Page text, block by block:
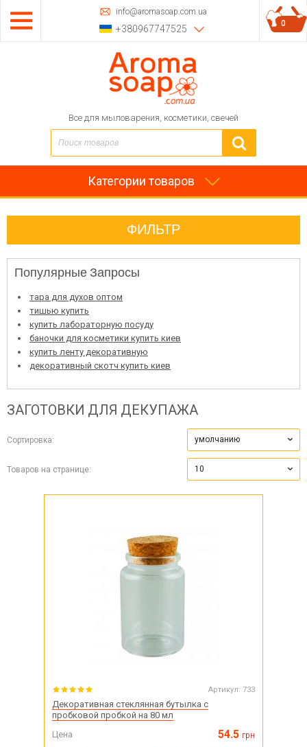
info@aromasoap.com.ua
+380967747525
Все для мыловарения, косметики, свечей
0
Категории товаров
ФИЛЬТР
Популярные Запросы
тара для духов оптом
тишью купить
купить лабораторную посуду
баночки для косметики купить киев
купить ленту декоративную
декоративный скотч купить киев
ЗАГОТОВКИ ДЛЯ ДЕКУПАЖА
Сортировка: умолчанию
Товаров на странице: 10
Артикул: 733
Декоративная стеклянная бутылка с
пробковой пробкой на 80 мл
Цена
54.5 грн